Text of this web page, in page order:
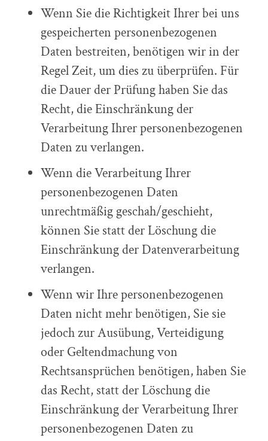
Wenn Sie die Richtigkeit Ihrer bei uns
gespeicherten personenbezogenen
Daten bestreiten, benötigen wir in der
Regel Zeit, um dies zu überprüfen. Für
die Dauer der Prüfung haben Sie das
Recht, die Einschränkung der
Verarbeitung Ihrer personenbezogenen
Daten zu verlangen.
Wenn die Verarbeitung Ihrer
personenbezogenen Daten
unrechtmäßig geschah/geschieht,
können Sie statt der Löschung die
Einschränkung der Datenverarbeitung
verlangen.
Wenn wir Ihre personenbezogenen
Daten nicht mehr benötigen, Sie sie
jedoch zur Ausübung, Verteidigung
oder Geltendmachung von
Rechtsansprüchen benötigen, haben Sie
das Recht, statt der Löschung die
Einschränkung der Verarbeitung Ihrer
personenbezogenen Daten zu